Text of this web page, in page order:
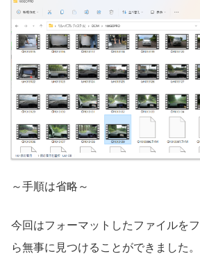
～手順は省略～
今回はフォーマットしたファイルを
ら無事に見つけることができました。